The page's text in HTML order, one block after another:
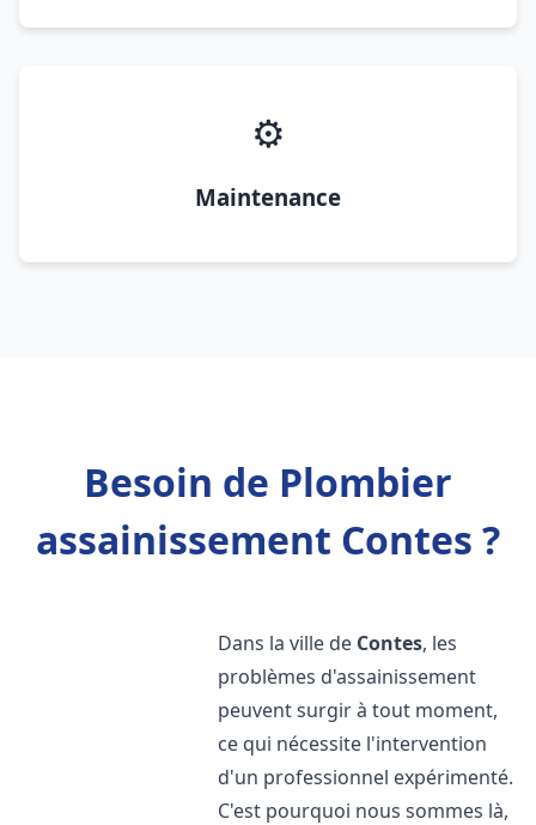
⚙️
Maintenance
Besoin de Plombier
assainissement Contes ?
Dans la ville de Contes, les
problèmes d'assainissement
peuvent surgir à tout moment,
ce qui nécessite l'intervention
d'un professionnel expérimenté.
C'est pourquoi nous sommes là,